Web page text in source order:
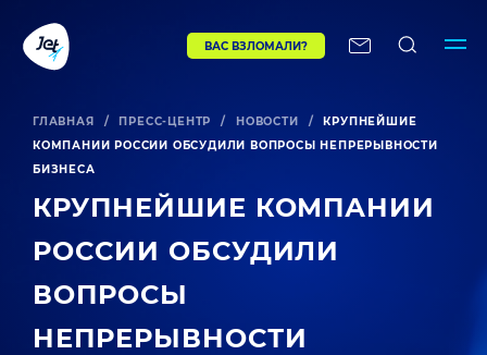
ВАС ВЗЛОМАЛИ?
ГЛАВНАЯ / ПРЕСС-ЦЕНТР / НОВОСТИ /
КРУПНЕЙШИЕ
КОМПАНИИ РОССИИ ОБСУДИЛИ ВОПРОСЫ НЕПРЕРЫВНОСТИ
БИЗНЕСА
КРУПНЕЙШИЕ КОМПАНИИ
РОССИИ ОБСУДИЛИ
ВОПРОСЫ
НЕПРЕРЫВНОСТИ